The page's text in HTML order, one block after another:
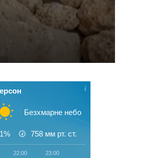
Безхмарне небо
758 мм рт. ст.
22:00 23:00